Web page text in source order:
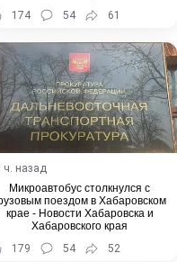
174
54 61
ч. назад
Микроавтобус столкнулся с
поездом в Хабаровском
крае - Новости Хабаровска и
Хабаровского края
179
54 52